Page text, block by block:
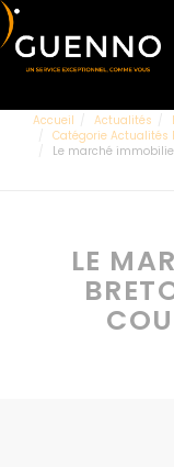
Accueil Actualités
Catégorie Actualités
Le marché
LE